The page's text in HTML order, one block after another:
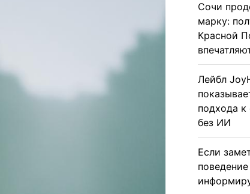
Сочи
марку:
Красной
Лейбл
подхода к
без ИИ
Если